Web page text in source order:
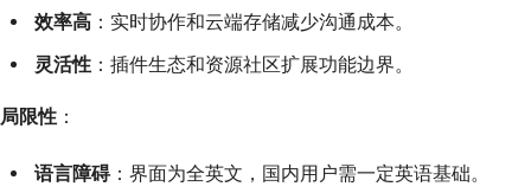
效率高：实时协作和云端存储减少沟通成本。
灵活性：插件生态和资源社区扩展功能边界。
局限性 ：
语言障碍：界面为全英文，国内用户需一定英语基础。